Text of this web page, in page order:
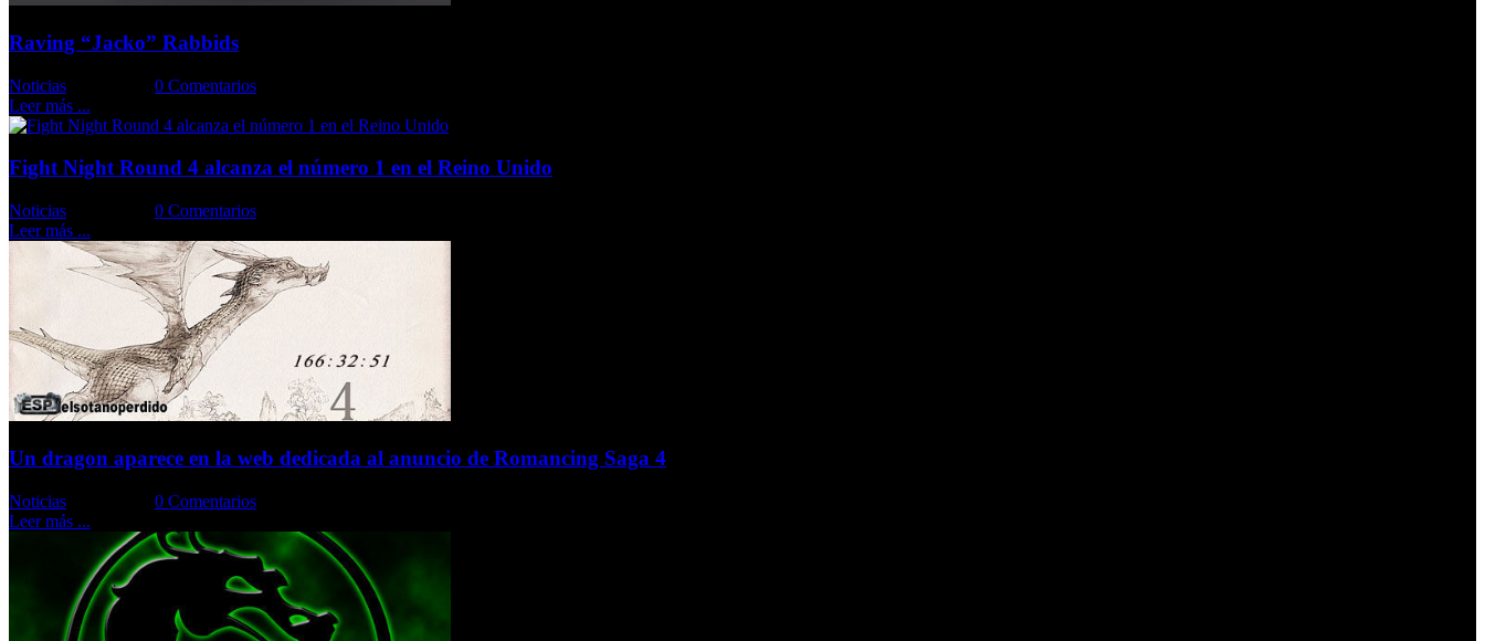
Raving “Jacko” Rabbids
Noticias
0 Comentarios
Leer más ...
Fight Night Round 4 alcanza el número 1 en el Reino Unido
Noticias
0 Comentarios
Leer más ...
Un dragon aparece en la web dedicada al anuncio de Romancing Saga 4
Noticias
0 Comentarios
Leer más ...